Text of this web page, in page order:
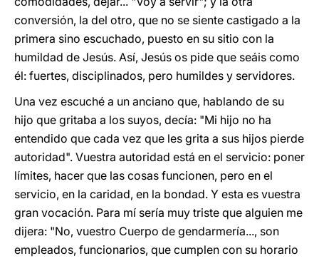
conversión, la del otro, que no se siente castigado a la
primera sino escuchado, puesto en su sitio con la
humildad de Jesús. Así, Jesús os pide que seáis como
él: fuertes, disciplinados, pero humildes y servidores.
Una vez escuché a un anciano que, hablando de su
hijo que gritaba a los suyos, decía: "Mi hijo no ha
entendido que cada vez que les grita a sus hijos pierde
autoridad". Vuestra autoridad está en el servicio: poner
límites, hacer que las cosas funcionen, pero en el
servicio, en la caridad, en la bondad. Y esta es vuestra
gran vocación. Para mí sería muy triste que alguien me
dijera: "No, vuestro Cuerpo de gendarmería..., son
empleados, funcionarios, que cumplen con su horario